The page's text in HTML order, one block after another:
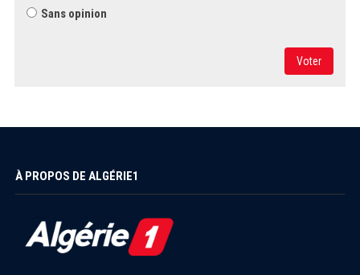
Sans opinion
Voter
À PROPOS DE ALGÉRIE1